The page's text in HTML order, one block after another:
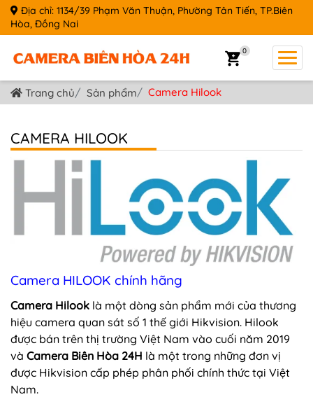
Địa chỉ: 1134/39 Phạm Văn Thuận, Phường Tân Tiến, TP.Biên
Hòa, Đồng Nai
0
Trang chủ Sản phẩm Camera Hilook
CAMERA HILOOK
Camera HILOOK chính hãng
Camera Hilook là một dòng sản phẩm mới của thương
hiệu camera quan sát số 1 thế giới Hikvision. Hilook
được bán trên thị trường Việt Nam vào cuối năm 2019
và Camera Biên Hòa 24H là một trong những đơn vị
được Hikvision cấp phép phân phối chính thức tại Việt
Nam.